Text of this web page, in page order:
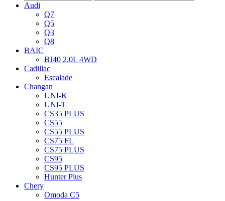
Audi
Q7
Q5
Q3
Q8
BAIC
BJ40 2.0L 4WD
Cadillac
Escalade
Changan
UNI-K
UNI-T
CS35 PLUS
CS55
CS55 PLUS
CS75 FL
CS75 PLUS
CS95
CS95 PLUS
Hunter Plus
Chery
Omoda C5